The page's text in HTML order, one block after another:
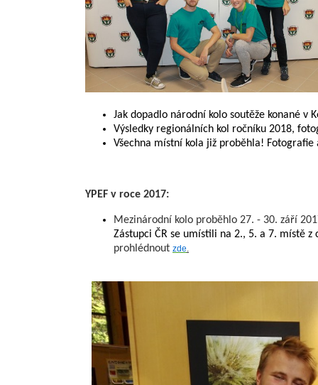
Jak dopadlo národní kolo soutěže konané
Výsledky regionálních kol ročníku 2018,
Všechna místní kola již proběhla!
YPEF v roce 2017:
Mezinárodní kolo proběhlo 27. - 30. září
Zástupci ČR se umístili na 2., 5. a 7. místě
prohlédnout zde